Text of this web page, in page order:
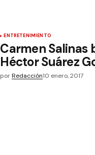
ENTRETENIMIENTO
Carmen Salinas
Héctor Suárez
por Redacción10 enero, 2017